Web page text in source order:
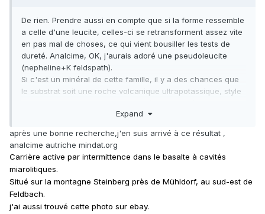
De rien. Prendre aussi en compte que si la forme ressemble
a celle d'une leucite, celles-ci se retransforment assez vite
en pas mal de choses, ce qui vient bousiller les tests de
dureté. Analcime, OK, j'aurais adoré une pseudoleucite
(nepheline+K feldspath).
Si c'est un minéral de cette famille, il y a des chances que
le substrat soit une roche volcanique ultrapotassique, style
Il faut peut-etre chercher la phlogopite ou une amphibole
Expand
après une bonne recherche,j'en suis arrivé à ce résultat ,
analcime autriche mindat.org
Carrière active par intermittence dans le basalte à cavités
miarolitiques.
Situé sur la montagne Steinberg près de Mühldorf, au sud-est de
Feldbach.
j'ai aussi trouvé cette photo sur ebay.